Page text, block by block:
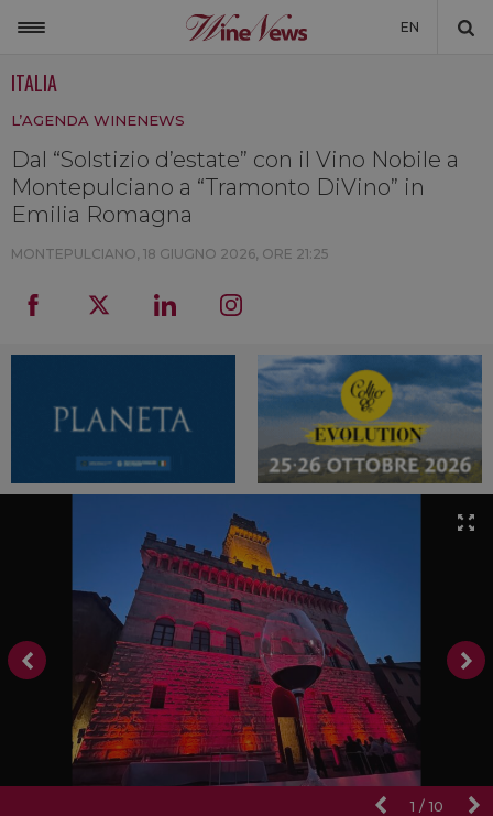
EN
NON SOLO VINO
LA CANTINA DI WINENEWS
DICONO DI NOI
ITALIA
L’AGENDA WINENEWS
Dal “Solstizio d’estate” con il Vino Nobile a
Montepulciano a “Tramonto DiVino” in
Emilia Romagna
MONTEPULCIANO, 18 GIUGNO 2026, ORE 21:25
1 /10